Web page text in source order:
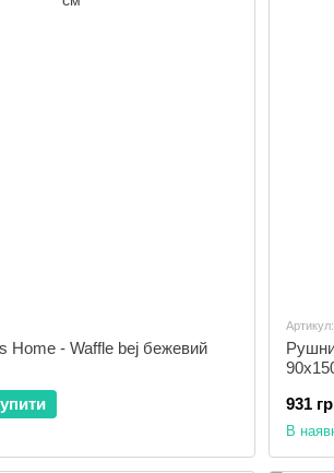
Home - Waffle bej бежевий
931
В